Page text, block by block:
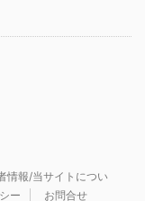
情報/当サイトについ
ー お問合せ